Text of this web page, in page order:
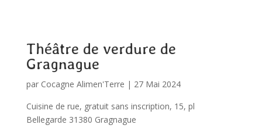
Théâtre de verdure de
Gragnague
par Cocagne Alimen'Terre | 27 Mai 2024
Cuisine de rue, gratuit sans inscription, 15, pl
Bellegarde 31380 Gragnague